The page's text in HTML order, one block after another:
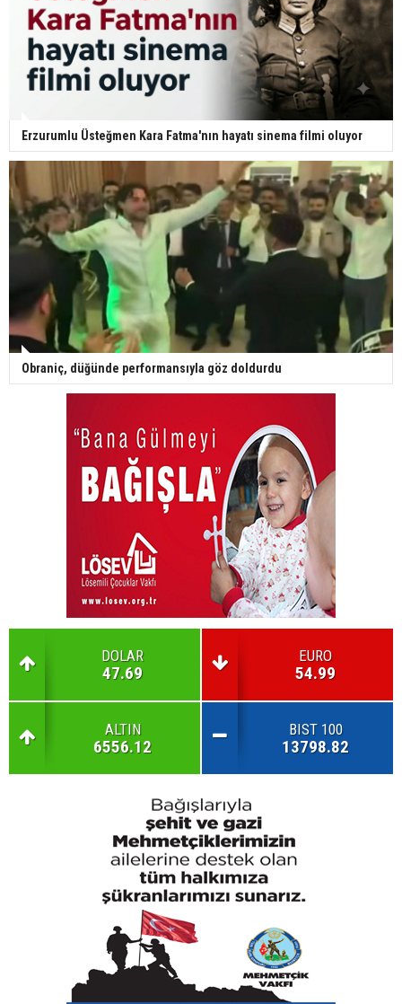
Erzurumlu Üsteğmen Kara Fatma'nın hayatı sinema filmi oluyor
Obraniç, düğünde performansıyla göz doldurdu
DOLAR
47.69
EURO
54.99
ALTIN
6556.12
BIST 100
13798.82